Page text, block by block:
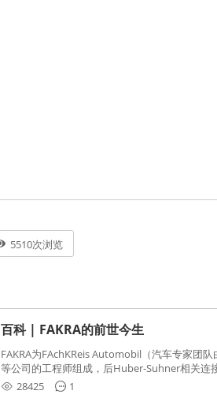
5510次浏览
百科 | FAKRA的前世今生
FAKRA为FAchKReis Automobil（汽车专家团
等公司的工程师组成，后Huber-Suhner相关连
缩写。起初为BMW需求用于车载收音机天线连
28425 1